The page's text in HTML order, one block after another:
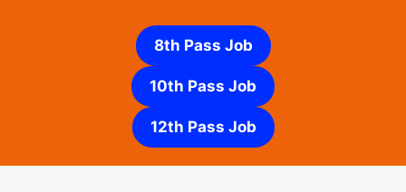
8th Pass Job
10th Pass Job
12th Pass Job